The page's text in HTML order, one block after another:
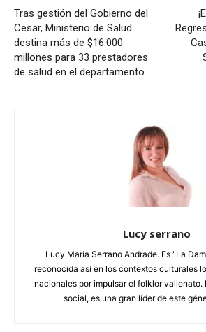
Tras gestión del Gobierno del
Cesar, Ministerio de Salud
destina más de $16.000
millones para 33 prestadores
de salud en el departamento
Lucy serrano
Lucy María Serrano Andrade. Es "La
reconocida así en los contextos culturales
nacionales por impulsar el folklor vallenato.
social, es una gran líder de este